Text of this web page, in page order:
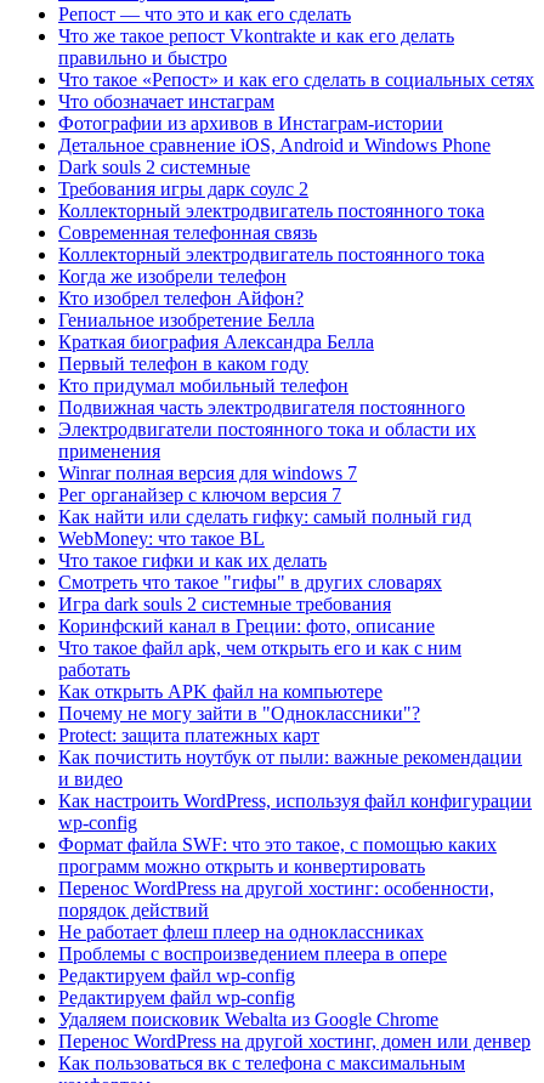
Репост — что это и как его сделать
Что же такое репост Vkontrakte и как его делать
правильно и быстро
Что такое «Репост» и как его сделать в социальных сетях
Что обозначает инстаграм
Фотографии из архивов в Инстаграм-истории
Детальное сравнение iOS, Android и Windows Phone
Dark souls 2 системные
Требования игры дарк соулс 2
Коллекторный электродвигатель постоянного тока
Современная телефонная связь
Коллекторный электродвигатель постоянного тока
Когда же изобрели телефон
Кто изобрел телефон Айфон?
Гениальное изобретение Белла
Краткая биография Александра Белла
Первый телефон в каком году
Кто придумал мобильный телефон
Подвижная часть электродвигателя постоянного
Электродвигатели постоянного тока и области их
применения
Winrar полная версия для windows 7
Рег органайзер с ключом версия 7
Как найти или сделать гифку: самый полный гид
WebMoney: что такое BL
Что такое гифки и как их делать
Смотреть что такое "гифы" в других словарях
Игра dark souls 2 системные требования
Коринфский канал в Греции: фото, описание
Что такое файл apk, чем открыть его и как с ним
работать
Как открыть APK файл на компьютере
Почему не могу зайти в "Одноклассники"?
Protect: защита платежных карт
Как почистить ноутбук от пыли: важные рекомендации
и видео
Как настроить WordPress, используя файл конфигурации
wp-config
Формат файла SWF: что это такое, с помощью каких
программ можно открыть и конвертировать
Перенос WordPress на другой хостинг: особенности,
порядок действий
Не работает флеш плеер на одноклассниках
Проблемы с воспроизведением плеера в опере
Редактируем файл wp-config
Редактируем файл wp-config
Удаляем поисковик Webalta из Google Chrome
Перенос WordPress на другой хостинг, домен или денвер
Как пользоваться вк с телефона с максимальным